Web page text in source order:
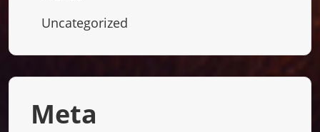
Uncategorized
Meta